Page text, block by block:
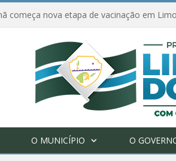
O MUNICÍPIO O